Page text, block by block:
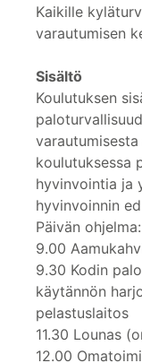
Kaikille
varautumisen
Sisältö
Koulutuksen
koulutuksessa
hyvinvointia ja
hyvinvoinnin
Päivän ohjelma:
9.00
9.30 Kodin
käytännön
pelastuslaitos
11.30 Lounas
12.00